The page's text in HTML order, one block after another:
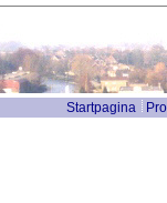
Startpagina